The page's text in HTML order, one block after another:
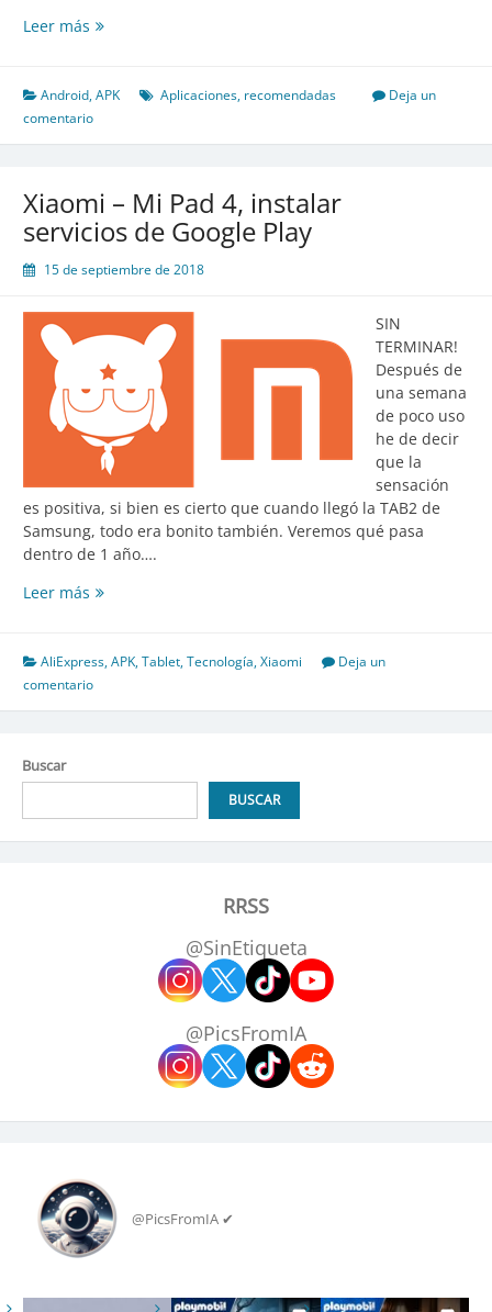
Leer más Mi
mis
Aplicaciones
Android,APK Aplicaciones, recomendadas
Deja un
comentario
Xiaomi – Mi Pad 4, instalar
servicios de Google Play
15 de septiembre de 2018
SIN
TERMINAR!
Después de
una semana
de poco uso
he de decir
que la
sensación
es positiva, si bien es cierto que cuando llegó la TAB2 de
Samsung, todo era bonito también. Veremos qué pasa
dentro de 1 año….
Leer más Xiaomi
Pad
4,
instalar
AliExpress,APK,Tablet,Tecnología,Xiaomi
Deja un
comentario
Buscar
BUSCAR
RRSS
@SinEtiqueta
@PicsFromIA
@PicsFromIA ✔